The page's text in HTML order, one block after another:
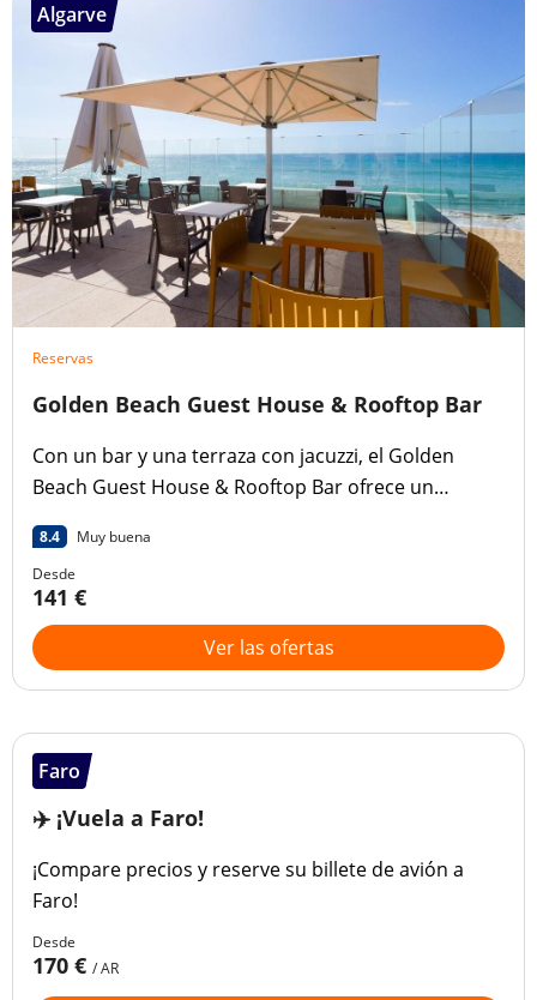
Algarve
Reservas
Golden Beach Guest House & Rooftop Bar
Con un bar y una terraza con jacuzzi, el Golden
Beach Guest House & Rooftop Bar ofrece un
pocos pasos de la playa de Faro.
8.4
Muy buena
Desde
141 €
Ver las ofertas
Faro
✈️ ¡Vuela a Faro!
¡Compare precios y reserve su billete de avión a
Faro!
Desde
170 € / AR